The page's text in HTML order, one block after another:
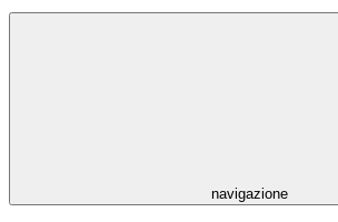
navigazione